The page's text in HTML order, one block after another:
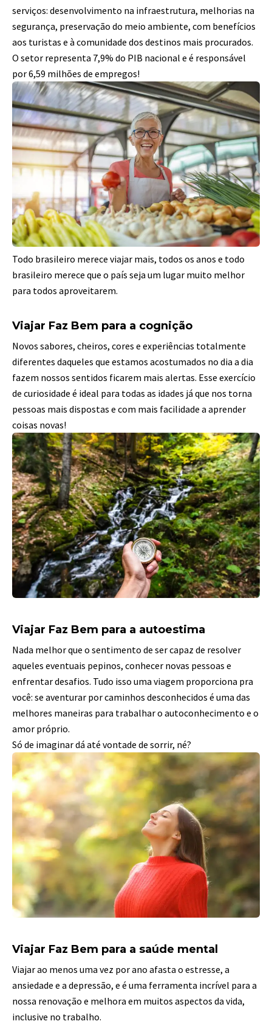
serviços: desenvolvimento na infraestrutura, melhorias na
segurança, preservação do meio ambiente, com benefícios
aos turistas e à comunidade dos destinos mais procurados.
O setor representa 7,9% do PIB nacional e é responsável
por 6,59 milhões de empregos!
Todo brasileiro merece viajar mais, todos os anos e todo
brasileiro merece que o país seja um lugar muito melhor
para todos aproveitarem.
Viajar Faz Bem para a cognição
Novos sabores, cheiros, cores e experiências totalmente
diferentes daqueles que estamos acostumados no dia a dia
fazem nossos sentidos ficarem mais alertas. Esse exercício
de curiosidade é ideal para todas as idades já que nos torna
pessoas mais dispostas e com mais facilidade a aprender
coisas novas!
Viajar Faz Bem para a autoestima
Nada melhor que o sentimento de ser capaz de resolver
aqueles eventuais pepinos, conhecer novas pessoas e
enfrentar desafios. Tudo isso uma viagem proporciona pra
você: se aventurar por caminhos desconhecidos é uma das
melhores maneiras para trabalhar o autoconhecimento e o
amor próprio.
Só de imaginar dá até vontade de sorrir, né?
Viajar Faz Bem para a saúde mental
Viajar ao menos uma vez por ano afasta o estresse, a
ansiedade e a depressão, e é uma ferramenta incrível para a
nossa renovação e melhora em muitos aspectos da vida,
inclusive no trabalho.